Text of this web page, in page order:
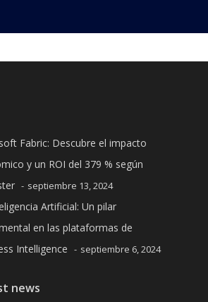
Fabric: Descubre el impacto
y un ROI del 379 % según
septiembre 13, 2024
Artificial: Un pilar
en las plataformas de
Intelligence
septiembre 6, 2024
news